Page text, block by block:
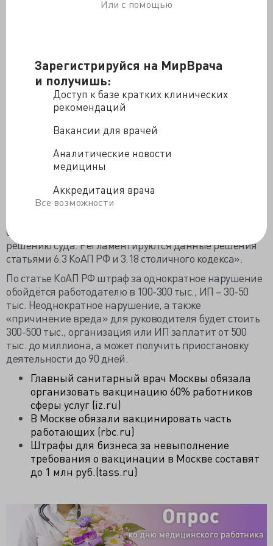
Зарегистрируйся на МирВрача
и получишь:
Доступ к базе кратких клинических
рекомендаций
Вакансии для врачей
Аналитические новости
медицины
Аккредитация врача
Все возможности
Или с помощью
пенсионеры – 14%».
деятельности и государственным служащим, без
какого-либо исключения, кроме индивидуальных
медицинских противопоказаний. Восьмым пунктом
указаны работники «образования, здравоохранения,
социальной защиты и социального обслуживания».
Отказ от прививки в Постановлении не обсуждается,
но мэр Собянин пообещал до начала июля
подготовить механизм контроля «от увиливаний».
просветил: «За невыполнение требований главного
санитарного врача Москвы по вакцинации
ответственности и приостановка деятельности по
решению суда. Регламентируются данные решения
статьями 6.3 КоАП РФ и 3.18 столичного кодекса».
По статье КоАП РФ штраф за однократное нарушение
обойдётся работодателю в 100-300 тыс., ИП – 30-50
тыс. Неоднократное нарушение, а также
«причинение вреда» для руководителя будет стоить
300-500 тыс., организация или ИП заплатит от 500
тыс. до миллиона, а может получить приостановку
деятельности до 90 дней.
Главный санитарный врач Москвы обязала
организовать вакцинацию 60% работников
сферы услуг (iz.ru)
В Москве обязали вакцинировать часть
работающих (rbc.ru)
Штрафы для бизнеса за невыполнение
требования о вакцинации в Москве составят
до 1 млн руб.(tass.ru)